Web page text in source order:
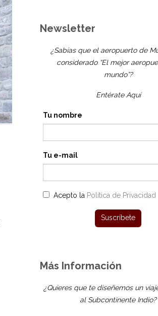
Newsletter
¿Sabías que el aeropuerto de
considerado “El mejor
mundo”?
Entérate Aquí
Tu nombre
Tu e-mail
Acepto la Política de Privacidad
Más Información
¿Quieres que te diseñemos un
al Subcontinente Indio?